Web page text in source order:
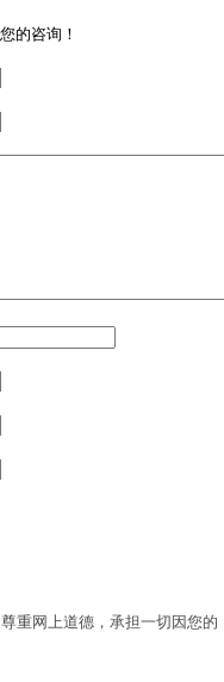
的咨询！
重网上道德，承担一切因您的